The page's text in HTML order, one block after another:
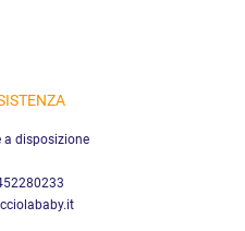
a disposizione